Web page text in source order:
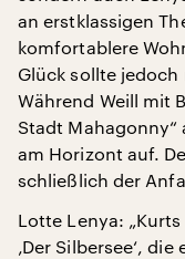
an erstklassigen
komfortablere
Glück sollte
Während Weill mit
Stadt Mahagonny“
am Horizont auf.
schließlich der
Lotte Lenya:
‚Der Silbersee‘,